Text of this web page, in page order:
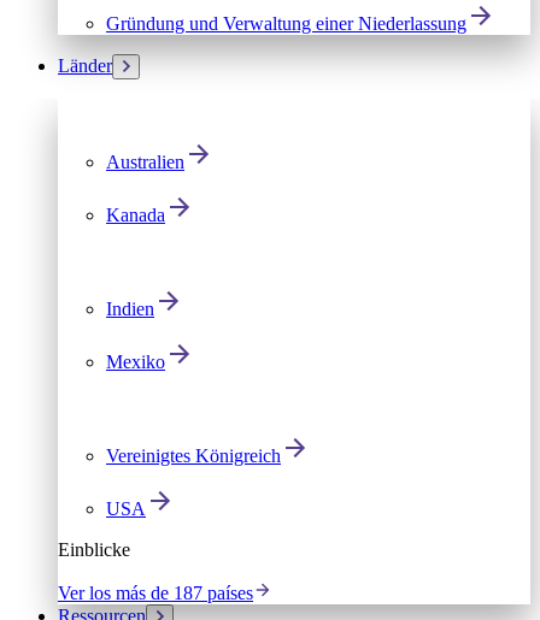
Gründung und Verwaltung einer Niederlassung
Länder
Australien
Kanada
Indien
Mexiko
Vereinigtes Königreich
USA
Einblicke
Ver los más de 187 países
Ressourcen